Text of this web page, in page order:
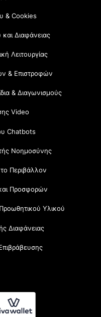
& Cookies
Διαφάνειας
Λειτουργίας
& Επιστροφών
& Διαγωνισμούς
Video
Chatbots
Νοημοσύνης
Περιβάλλον
Προσφορών
Υλικού
Διαφάνειας